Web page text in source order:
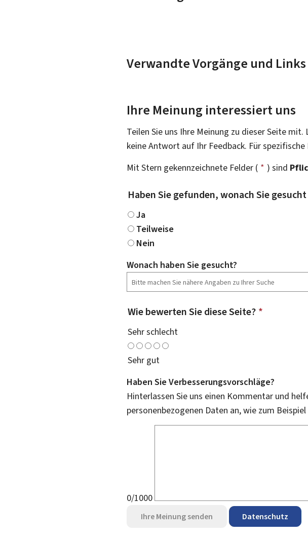
Verwandte Vorgänge und Links
Ihre Meinung interessiert uns
Teilen Sie uns Ihre Meinung zu dieser Seite
keine Antwort auf Ihr Feedback. Für
Mit Stern gekennzeichnete Felder ( * ) sind
Haben Sie gefunden, wonach Sie
Ja
Teilweise
Nein
Wonach haben Sie gesucht?
Wie bewerten Sie diese Seite? *
Sehr schlecht
Sehr gut
Haben Sie Verbesserungsvorschläge?
Hinterlassen Sie uns einen Kommentar und
personenbezogenen Daten an, wie zum
0/1000
Ihre Meinung senden Datenschutz